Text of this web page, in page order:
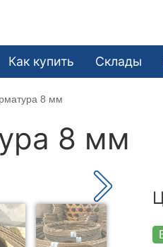
Как купить Склады
8 мм
8 мм